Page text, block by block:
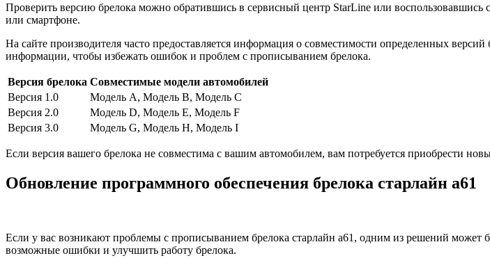
Проверить версию брелока можно обратившись в сервисный центр StarLine или
или смартфоне.
На сайте производителя часто предоставляется информация о совместимости определенных
информации, чтобы избежать ошибок и проблем с прописыванием брелока.
Версия брелока Совместимые модели автомобилей
Версия 1.0
Модель А, Модель В, Модель С
Версия 2.0
Модель D, Модель E, Модель F
Версия 3.0
Модель G, Модель H, Модель I
Если версия вашего брелока не совместима с вашим автомобилем, вам потребуется приобрести
Обновление программного обеспечения брелока старлайн а61
Если у вас возникают проблемы с прописыванием брелока старлайн а61, одним из решений может
возможные ошибки и улучшить работу брелока.